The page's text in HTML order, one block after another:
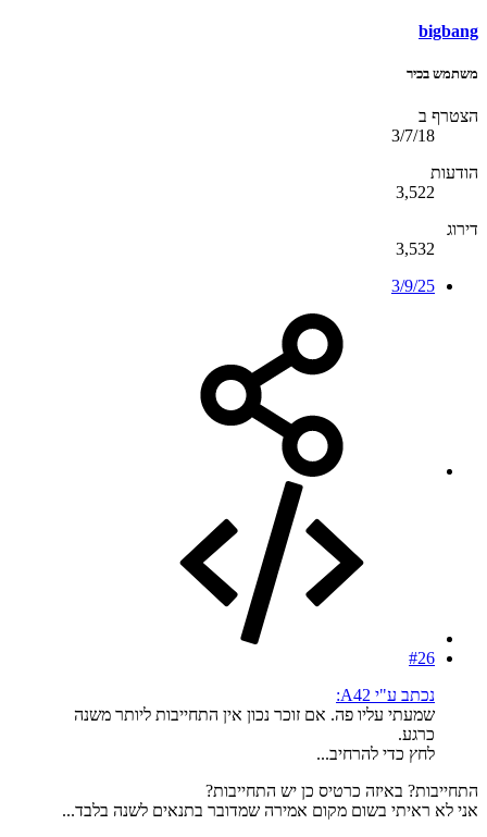
bigbang
משתמש בכיר
הצטרף ב
3/7/18
הודעות
3,522
דירוג
3,532
3/9/25
#26
נכתב ע"י A42:
שמעתי עליו פה. אם זוכר נכון אין התחייבות ליותר משנה
כרגע.
לחץ כדי להרחיב...
התחייבות? באיזה כרטיס כן יש התחייבות?
אני לא ראיתי בשום מקום אמירה שמדובר בתנאים לשנה בלבד...